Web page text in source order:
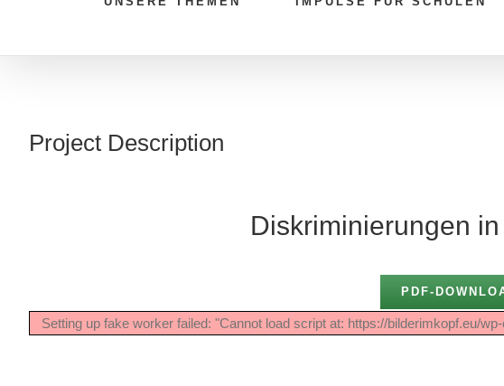
Project Description
Diskriminierungen
PDF-
Setting up fake worker failed: "Cannot load script at: https://bilderimkopf.eu/